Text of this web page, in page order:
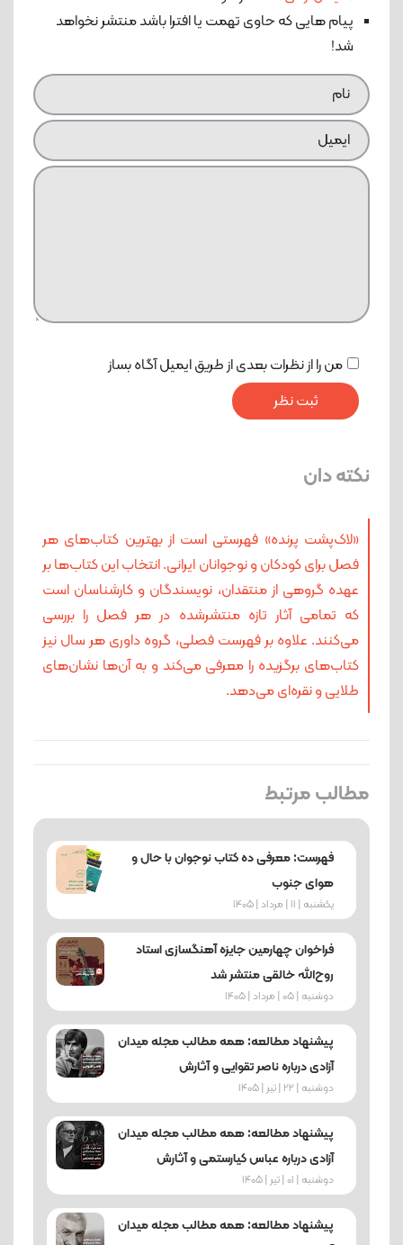
پیام هایی که حاوی تهمت یا افترا باشد منتشر نخواهد
شد!
من را از نظرات بعدی از طریق ایمیل آگاه بساز
نکته دان
«لاک‌پشت پرنده» فهرستی است از بهترین کتاب‌های هر
فصل برای کودکان و نوجوانان ایرانی. انتخاب این کتاب‌ها بر
عهده گروهی از منتقدان، نویسندگان و کارشناسان است
که تمامی آثار تازه منتشرشده در هر فصل را بررسی
می‌کنند. علاوه بر فهرست فصلی، گروه داوری هر سال نیز
کتاب‌های برگزیده را معرفی می‌کند و به آن‌ها نشان‌های
طلایی و نقره‌ای می‌دهد.
مطالب مرتبط
فهرست: معرفی ده کتاب نوجوان با حال و
هوای جنوب
یکشنبه | 11 | مرداد | 1405
فراخوان چهارمین جایزه آهنگسازی استاد
روح‌الله خالقی منتشر شد
دوشنبه | 05 | مرداد | 1405
پیشنهاد مطالعه: همه مطالب مجله میدان
آزادی درباره ناصر تقوایی و آثارش
دوشنبه | 22 | تیر | 1405
پیشنهاد مطالعه: همه مطالب مجله میدان
آزادی درباره عباس کیارستمی و آثارش
دوشنبه | 01 | تیر | 1405
پیشنهاد مطالعه: همه مطالب مجله میدان